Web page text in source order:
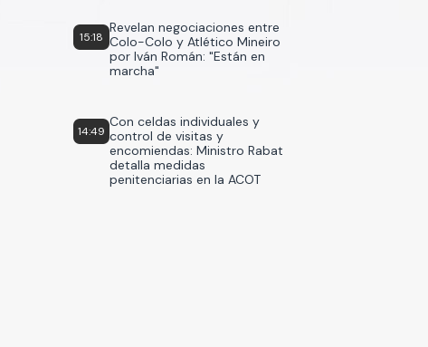
15:18
Revelan negociaciones entre
Colo-Colo y Atlético Mineiro
por Iván Román: "Están en
marcha"
14:49
Con celdas individuales y
control de visitas y
encomiendas: Ministro Rabat
detalla medidas
penitenciarias en la ACOT